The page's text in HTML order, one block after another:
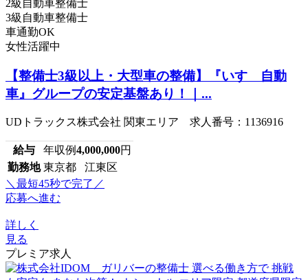
2級自動車整備士
3級自動車整備士
車通勤OK
女性活躍中
【整備士3級以上・大型車の整備】『いすゞ自動
車』グループの安定基盤あり！｜...
UDトラックス株式会社 関東エリア 求人番号：1136916
給与 年収例4,000,000円
勤務地 東京都 江東区
＼最短45秒で完了／
応募へ進む
詳しく
見る
プレミア求人